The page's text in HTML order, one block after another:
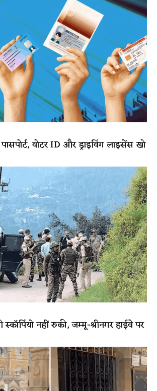
वोटर ID और ड्राइविंग लाइसेंस खो
नहीं रुकी, जम्मू-श्रीनगर हाईवे पर